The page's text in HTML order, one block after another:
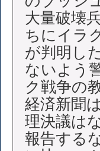
大量破壊
ちにイラ
が判明し
ないよう
ク戦争の
経済新聞
理決議は
報告する